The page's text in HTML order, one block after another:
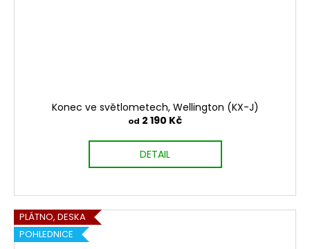
Konec ve světlometech, Wellington (KX-J)
od 2 190 Kč
DETAIL
PLÁTNO, DESKA
POHLEDNICE